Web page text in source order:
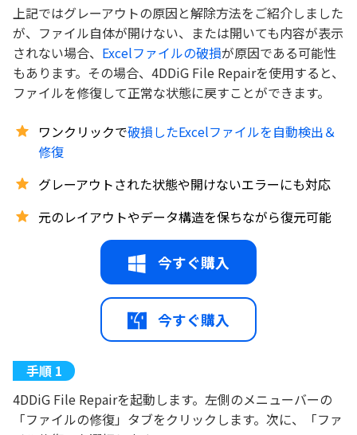
上記ではグレーアウトの原因と解除方法をご紹介しました
が、ファイル自体が開けない、または開いても内容が表示
されない場合、 Excelファイルの破損が原因である可能性
もあります。その場合、4DDiG File Repairを使用すると、
ファイルを修復して正常な状態に戻すことができます。
ワンクリックで破損したExcelファイルを自動検出＆
修復
グレーアウトされた状態や開けないエラーにも対応
元のレイアウトやデータ構造を保ちながら復元可能
今すぐ購入
今すぐ購入
4DDiG File Repairを起動します。左側のメニューバーの
「ファイルの修復」タブをクリックします。次に、「ファ